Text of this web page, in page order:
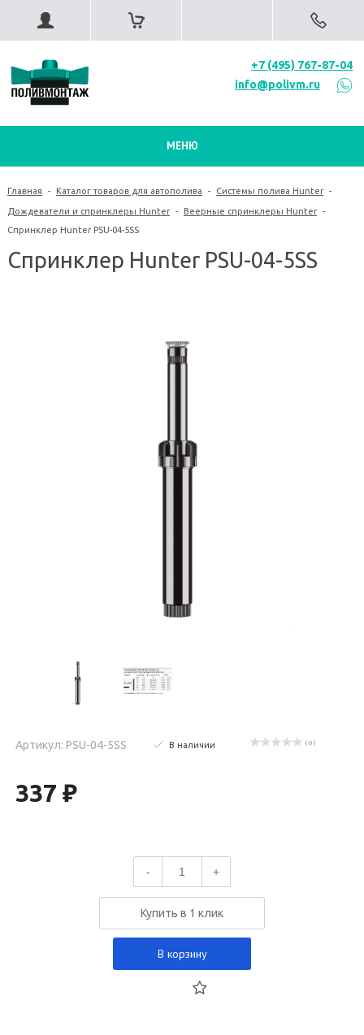
+7 (495) 767-87-04
info@polivm.ru
МЕНЮ
Главная - Каталог товаров для автополива - Системы полива Hunter -
Дождеватели и спринклеры Hunter - Веерные спринклеры Hunter -
Спринклер Hunter PSU-04-5SS
Спринклер Hunter PSU-04-5SS
Артикул: PSU-04-5SS В наличии ( 0 )
337 ₽
- +
Купить в 1 клик
В корзину